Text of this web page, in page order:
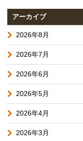
アーカイブ
2026年8月
2026年7月
2026年6月
2026年5月
2026年4月
2026年3月